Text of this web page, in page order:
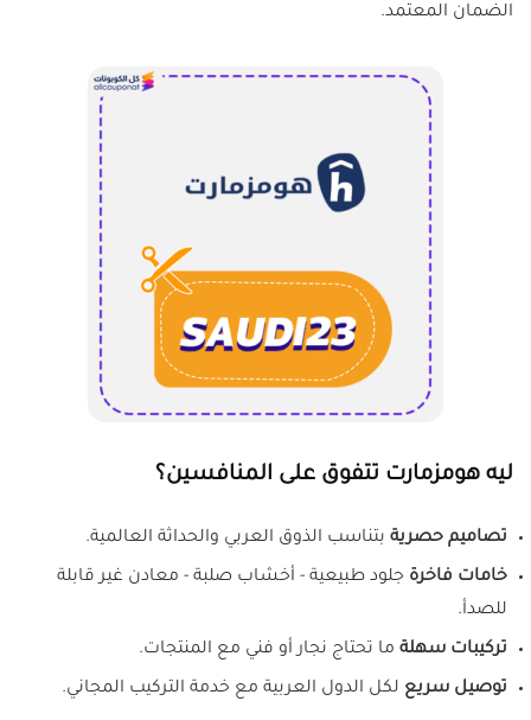
الضمان المعتمد.
ليه هومزمارت تتفوق على المنافسين؟
تصاميم حصرية بتناسب الذوق العربي والحداثة العالمية.
خامات فاخرة جلود طبيعية - أخشاب صلبة - معادن غير قابلة
للصدأ.
تركيبات سهلة ما تحتاج نجار أو فني مع المنتجات.
توصيل سريع لكل الدول العربية مع خدمة التركيب المجاني.